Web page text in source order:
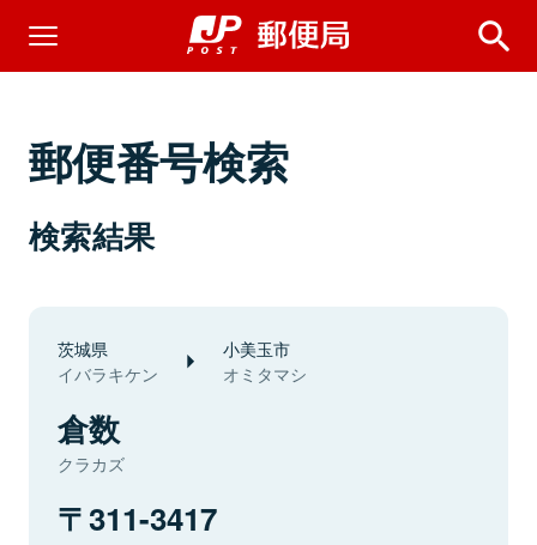
郵便番号検索
検索結果
茨城県
イバラキケン
小美玉市
オミタマシ
倉数
クラカズ
311-3417